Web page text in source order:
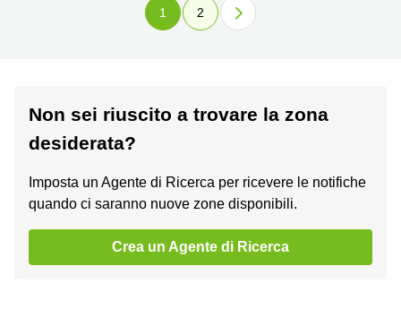
1 2
Non sei riuscito a trovare la zona
desiderata?
Imposta un Agente di Ricerca per ricevere le notifiche
quando ci saranno nuove zone disponibili.
Crea un Agente di Ricerca